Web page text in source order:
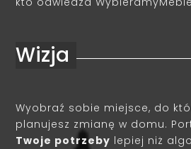
Wizja
Wyobraź sobie miejsce, do
planujesz zmianę w domu.
Twoje potrzeby lepiej niż